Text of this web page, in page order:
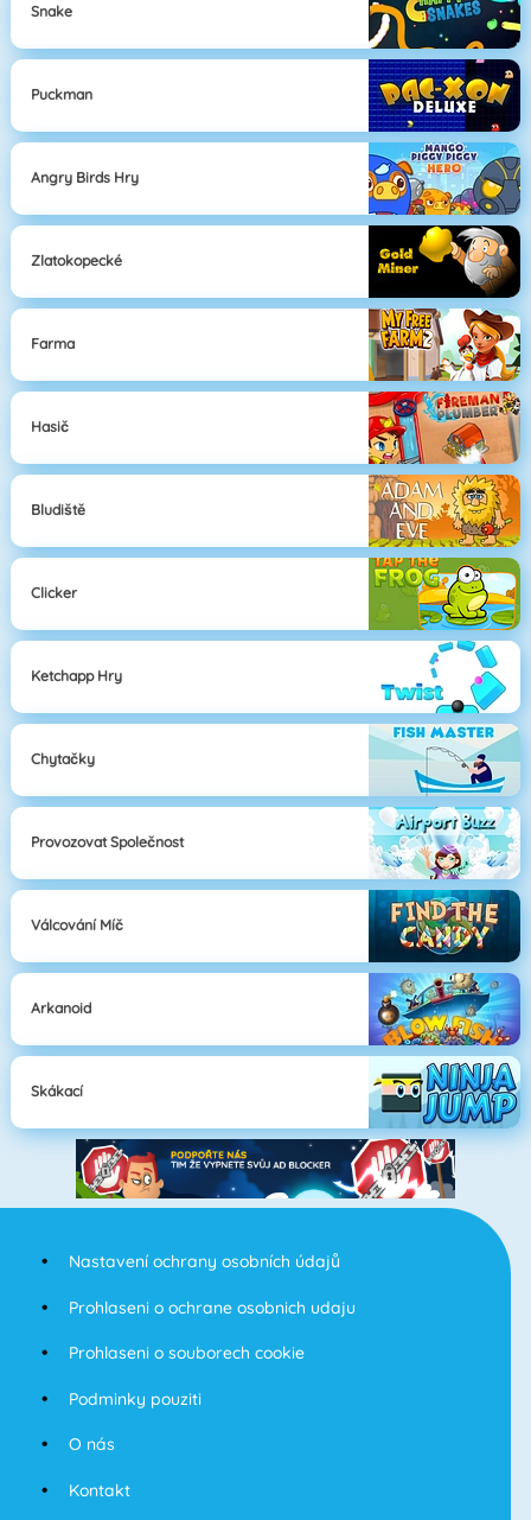
Snake
Puckman
Angry Birds Hry
Zlatokopecké
Farma
Hasič
Bludiště
Clicker
Ketchapp Hry
Chytačky
Provozovat Společnost
Válcování Míč
Arkanoid
Skákací
Nastavení ochrany osobních údajů
Prohlaseni o ochrane osobnich udaju
Prohlaseni o souborech cookie
Podminky pouziti
O nás
Kontakt